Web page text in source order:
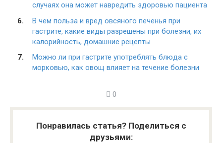
случаях она может навредить здоровью пациента
В чем польза и вред овсяного печенья при
гастрите, какие виды разрешены при болезни, их
калорийность, домашние рецепты
Можно ли при гастрите употреблять блюда с
морковью, как овощ влияет на течение болезни
0
Понравилась статья? Поделиться с
друзьями: